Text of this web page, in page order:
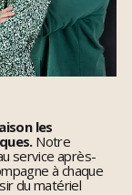
les
Notre
service après-
à chaque
du matériel